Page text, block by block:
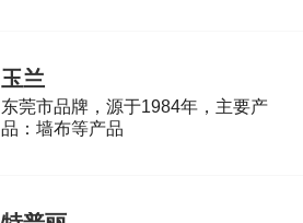
玉兰
东莞市品牌，源于1984年，主要产
品：墙布等产品